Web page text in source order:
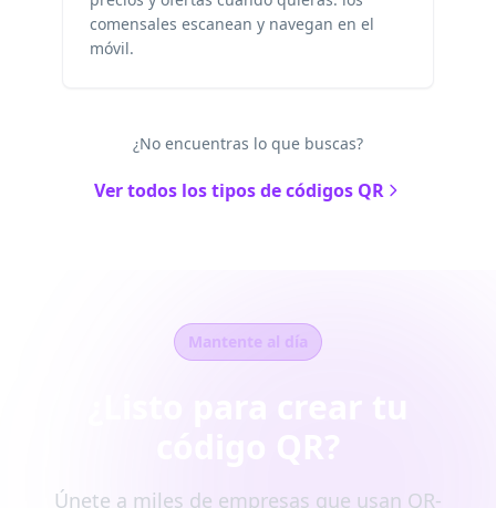
comensales escanean y navegan en el
móvil.
¿No encuentras lo que buscas?
Ver todos los tipos de códigos QR
Mantente al día
Únete a miles de empresas que usan QR-